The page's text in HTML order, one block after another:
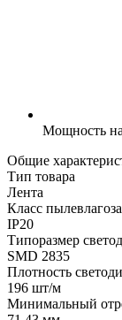
Мощность
Общие
Тип товара
Лента
Класс
IP20
Типоразмер
SMD 2835
Плотность
196 шт/м
Минимальный